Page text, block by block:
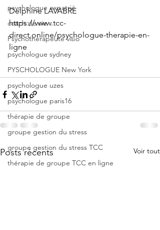
psychologue expatrié
coach de vie
Psychothérapeute visio
psychologue sydney
PYSCHOLOGUE New York
psychologue uzes
psychologue paris16
thérapie de groupe
groupe gestion du stress
groupe gestion du stress TCC
thérapie de groupe TCC en ligne
Delphine LAVABRE
https://www.tcc-
direct.online/psychologue-therapie-en-
ligne
Posts récents Voir tout